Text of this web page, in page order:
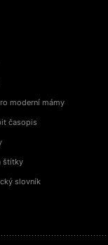
moderní mámy
časopis
štítky
slovník